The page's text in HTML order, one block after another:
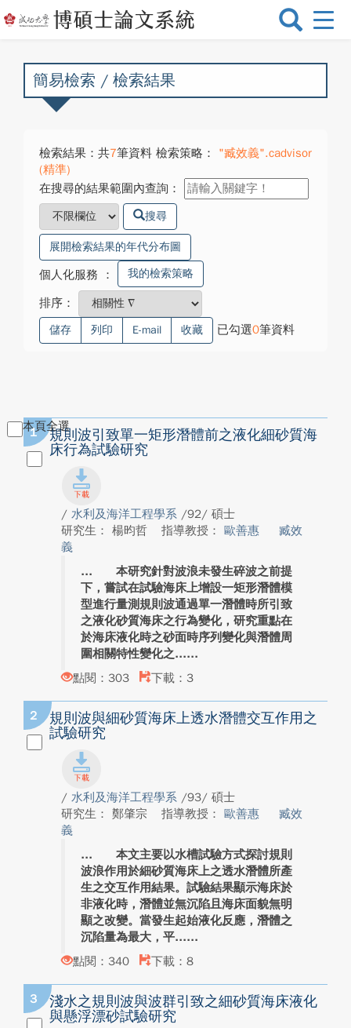
選
換
簡易檢索 / 檢索結果
檢索結果：共7筆資料 檢索策略：
"臧效義".cadvisor
(精準)
在搜尋的結果範圍內查詢：
搜尋
展開檢索結果的年代分布圖
個人化服務 ： 我的檢索策略
排序：
儲存 列印 E-mail 收藏 已勾選0筆資料
本頁全選
1
規則波引致單一矩形潛體前之液化細砂質海
床行為試驗研究
/ 水利及海洋工程學系 /92/ 碩士
研究生： 楊昀哲
指導教授： 歐善惠
臧效
義
本研究針對波浪未發生碎波之前提
下，嘗試在試驗海床上增設一矩形潛體模
型進行量測規則波通過單一潛體時所引致
之液化砂質海床之行為變化，研究重點在
於海床液化時之砂面時序列變化與潛體周
圍相關特性變化之...
點閱：303
下載：3
2
規則波與細砂質海床上透水潛體交互作用之
試驗研究
/ 水利及海洋工程學系 /93/ 碩士
研究生： 鄭肇宗
指導教授： 歐善惠
臧效
義
本文主要以水槽試驗方式探討規則
波浪作用於細砂質海床上之透水潛體所產
生之交互作用結果。試驗結果顯示海床於
非液化時，潛體並無沉陷且海床面貌無明
顯之改變。當發生起始液化反應，潛體之
沉陷量為最大，平...
點閱：340
下載：8
3
淺水之規則波與波群引致之細砂質海床液化
與懸浮漂砂試驗研究